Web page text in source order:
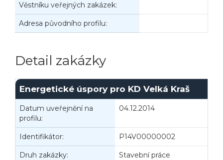
Věstníku veřejných zakázek:
Adresa původního profilu:
Detail zakázky
Energetické úspory pro KD Velká Kraš
Datum uveřejnění na
profilu:
04.12.2014
Identifikátor: P14V00000002
Druh zakázky: Stavební práce